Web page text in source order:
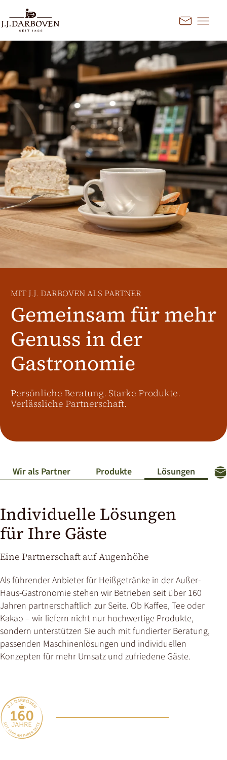
Kontakt
MIT J.J. DARBOVEN ALS PARTNER
Gemeinsam für mehr
Genuss in der
Gastronomie
Persönliche Beratung. Starke Produkte.
Verlässliche Partnerschaft.
Wir als Partner Produkte Lösungen
Individuelle Lösungen
für Ihre Gäste
Eine Partnerschaft auf Augenhöhe
Als führender Anbieter für Heißgetränke in der Außer-
Haus-Gastronomie stehen wir Betrieben seit über 160
Jahren partnerschaftlich zur Seite. Ob Kaffee, Tee oder
Kakao – wir liefern nicht nur hochwertige Produkte,
sondern unterstützen Sie auch mit fundierter Beratung,
passenden Maschinenlösungen und individuellen
Konzepten für mehr Umsatz und zufriedene Gäste.
Land und Sprache
auswählen
Entdecken Sie unsere Angebote
für Ihren Markt
Deutschland DE
EN
France
FR
Česko
CS
Ireland
EN
Polska
PL
Nederland
NL
Slovensko
SK
Weitere Märkte
Österreich
United Kingdom